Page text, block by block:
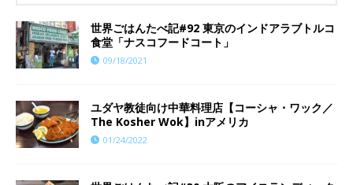
世界ごはんたべ記#92 東京のインドアラブトルコ
食堂「ナスコフードコート」
09/18/2021
ユダヤ教徒向け中華料理店【コーシャ・ワック／
The Kosher Wok】inアメリカ
01/24/2022